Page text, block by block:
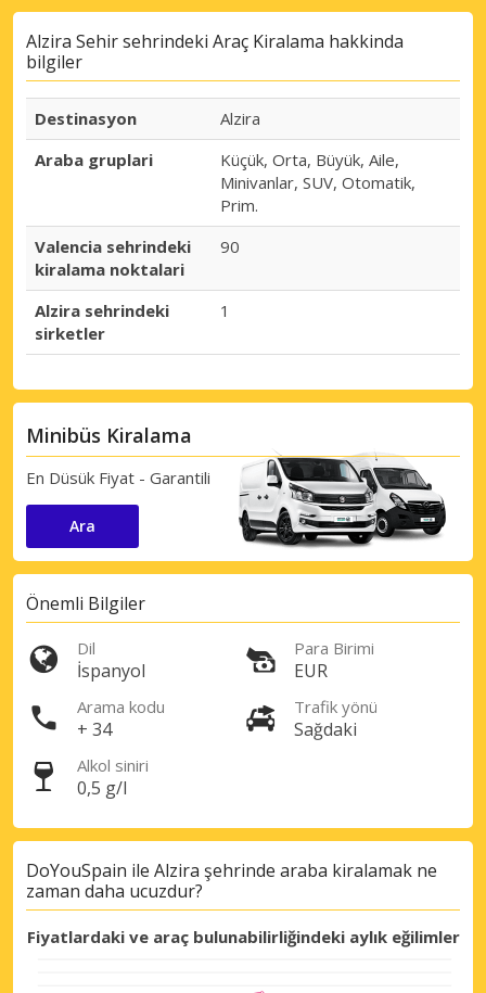
Alzira Sehir sehrindeki Araç Kiralama hakkinda
bilgiler
Destinasyon
Alzira
Araba gruplari
Küçük, Orta, Büyük, Aile,
Minivanlar, SUV, Otomatik,
Prim.
Valencia sehrindeki
kiralama noktalari
90
Alzira sehrindeki
sirketler
1
Minibüs Kiralama
En Düsük Fiyat - Garantili
Ara
Önemli Bilgiler
Dil
İspanyol
Para Birimi
EUR
Arama kodu
+ 34
Trafik yönü
Sağdaki
Alkol siniri
0,5 g/l
DoYouSpain ile Alzira şehrinde araba kiralamak ne
zaman daha ucuzdur?
Fiyatlardaki ve araç bulunabilirliğindeki aylık eğilimler